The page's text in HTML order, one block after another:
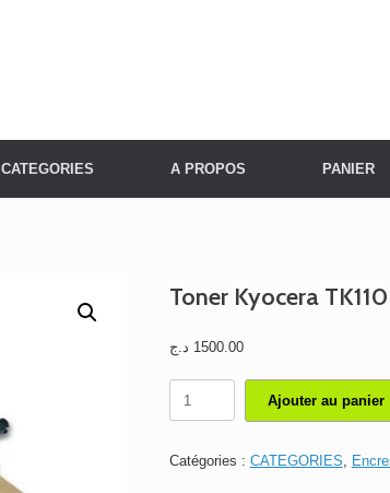
CATEGORIES A PROPOS PANIER
Toner Kyocera TK110
1500.00 د.ج
TK110
Ajouter au panier
Catégories : CATEGORIES